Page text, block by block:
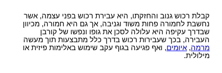
קבלת רכוש גנוב והחזקתו, היא עבירת רכוש בפני עצמה, אשר
נחשבת לחמורה פחות משוד וגניבה, אך גם היא חמורה, מכיוון
שבדרך עקיפה היא עלולה לסכן את גופו ונפשו של קורבן
העבירה, בכך שעבירות רכוש בדרך כלל מתבצעות תוך מעשה
מרמה, איומים, ואף פגיעה בגוף עקב שימוש באלימות פיזית או
מילולית.